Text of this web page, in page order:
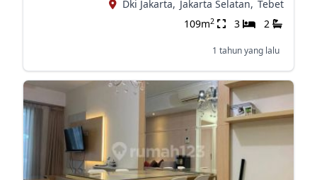
Dki Jakarta, Jakarta Selatan, Tebet
109m2 3 2
1 tahun yang lalu